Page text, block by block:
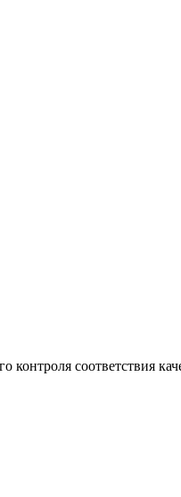
соответствия